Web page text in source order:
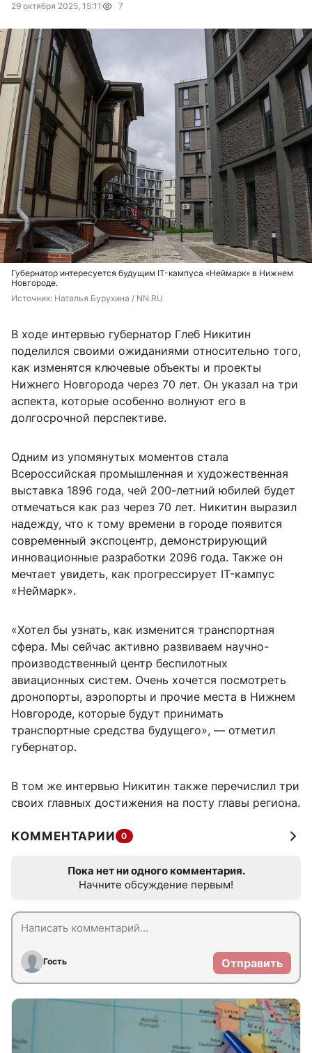
29 октября 2025, 15:11 7
Губернатор интересуется будущим IT-кампуса «Неймарк» в Нижнем
Новгороде.
Источник: Наталья Бурухина / NN.RU
В ходе интервью губернатор Глеб Никитин
поделился своими ожиданиями относительно того,
как изменятся ключевые объекты и проекты
Нижнего Новгорода через 70 лет. Он указал на три
аспекта, которые особенно волнуют его в
долгосрочной перспективе.
Одним из упомянутых моментов стала
Всероссийская промышленная и художественная
выставка 1896 года, чей 200-летний юбилей будет
отмечаться как раз через 70 лет. Никитин выразил
надежду, что к тому времени в городе появится
современный экспоцентр, демонстрирующий
инновационные разработки 2096 года. Также он
мечтает увидеть, как прогрессирует IT-кампус
«Неймарк».
«Хотел бы узнать, как изменится транспортная
сфера. Мы сейчас активно развиваем научно-
производственный центр беспилотных
авиационных систем. Очень хочется посмотреть
дронопорты, аэропорты и прочие места в Нижнем
Новгороде, которые будут принимать
транспортные средства будущего», — отметил
губернатор.
В том же интервью Никитин также перечислил три
своих главных достижения на посту главы региона.
КОММЕНТАРИИ 0
Пока нет ни одного комментария.
Начните обсуждение первым!
Гость Отправить